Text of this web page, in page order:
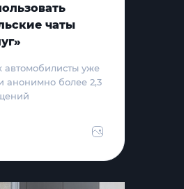
чаты
автомобилисты уже
анонимно более 2,3